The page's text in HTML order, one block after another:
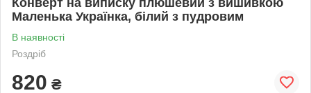
Маленька Українка, білий з пудровим
В наявності
Роздріб
820 ₴